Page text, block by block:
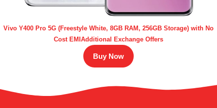
Vivo Y400 Pro 5G (Freestyle White, 8GB RAM, 256GB Storage) with No
Cost EMIAdditional Exchange Offers
Buy Now